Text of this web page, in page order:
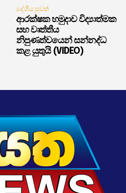
දේශීය පුවත්
ආරක්ෂක හමුදාව විද්‍යාත්මක
සහ වෘත්තීය
නිපුණත්වයෙන් සන්නද්ධ
කළ යුතුයි (VIDEO)